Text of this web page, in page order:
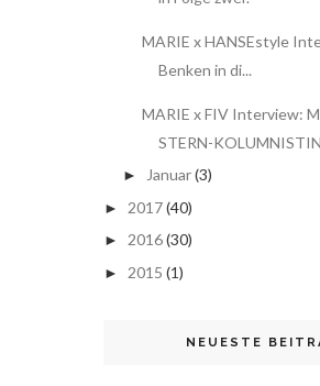
MARIE x HANSEstyle
Benken in di...
MARIE x FIV Interview:
STERN-
► Januar(3)
► 2017(40)
► 2016(30)
► 2015 (1)
NEUESTE